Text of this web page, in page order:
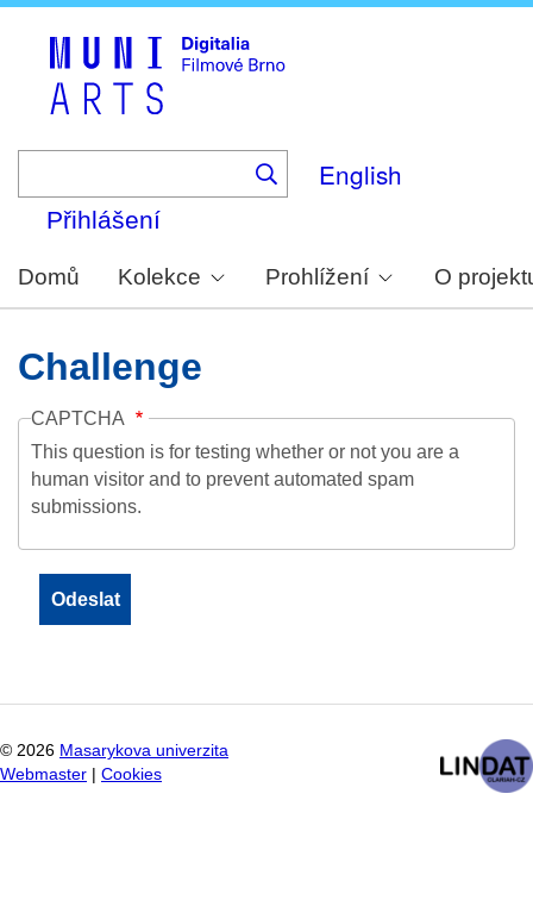
English
Přihlášení
Domů Kolekce Prohlížení O
Challenge
CAPTCHA
This question is for testing whether or not you are a
human visitor and to prevent automated spam
submissions.
© 2026 Masarykova univerzita
Webmaster
Cookies